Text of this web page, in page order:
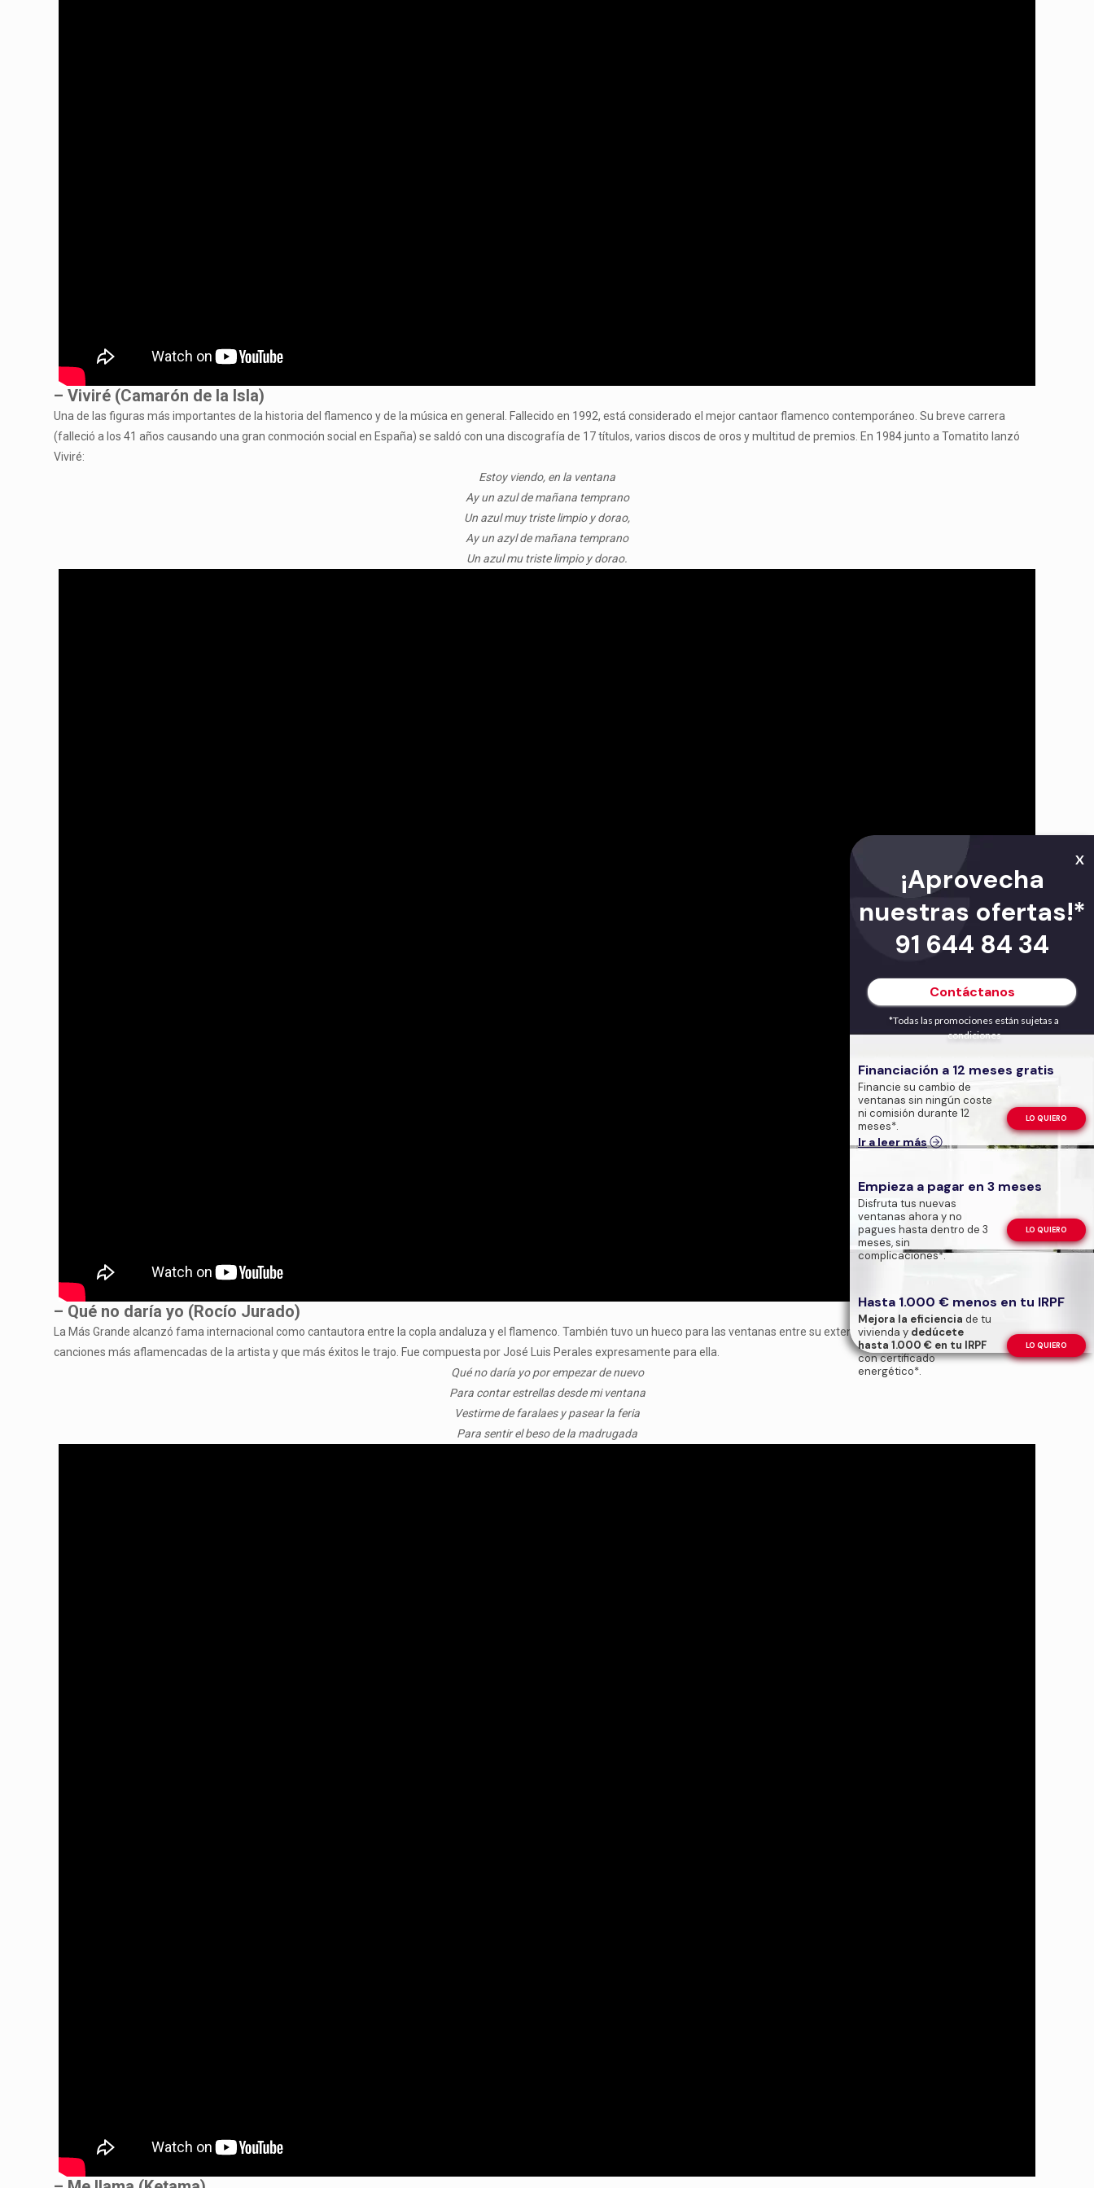
– Viviré (Camarón de la Isla)
Una de las figuras más importantes de la historia del flamenco y de la música en general. Fallecido en 1992, está considerado el mejor cantaor flamenco contemporáneo. Su breve carrera
(falleció a los 41 años causando una gran conmoción social en España) se saldó con una discografía de 17 títulos, varios discos de oros y multitud de premios. En 1984 junto a Tomatito lanzó
Viviré:
Estoy viendo, en la ventana
Ay un azul de mañana temprano
Un azul muy triste limpio y dorao,
Ay un azyl de mañana temprano
Un azul mu triste limpio y dorao.
– Qué no daría yo (Rocío Jurado)
La Más Grande alcanzó fama internacional como cantautora entre la copla andaluza y el flamenco. También tuvo un hueco para las ventanas entre su extensa carrera musical. Ésta es una de
canciones más aflamencadas de la artista y que más éxitos le trajo. Fue compuesta por José Luis Perales expresamente para ella.
Qué no daría yo por empezar de nuevo
Para contar estrellas desde mi ventana
Vestirme de faralaes y pasear la feria
Para sentir el beso de la madrugada
¡Aprovecha
nuestras ofertas!*
91 644 84 34
X
Contáctanos
*Todas las promociones están sujetas a
condiciones
Financiación a 12 meses gratis
Financie su cambio de
ventanas sin ningún coste
ni comisión durante 12
meses*.
Ir a leer más
LO QUIERO
Empieza a pagar en 3 meses
Disfruta tus nuevas
ventanas ahora y no
pagues hasta dentro de 3
meses, sin
complicaciones*.
LO QUIERO
Hasta 1.000 € menos en tu IRPF
Mejora la eficiencia de tu
vivienda y dedúcete
hasta 1.000 € en tu IRPF
con certificado
energético*.
LO QUIERO